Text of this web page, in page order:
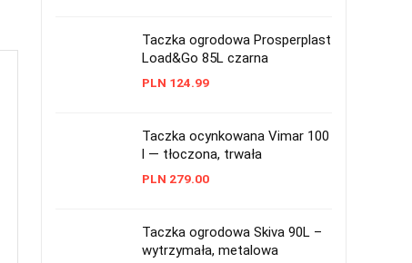
Taczka ogrodowa Prosperplast
Load&Go 85L czarna
PLN 124.99
Taczka ocynkowana Vimar 100
l — tłoczona, trwała
PLN 279.00
Taczka ogrodowa Skiva 90L –
wytrzymała, metalowa